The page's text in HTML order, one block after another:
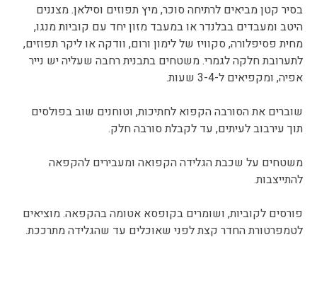
בסיר קטן מביאים לרתיחה סוכר, מיץ תפוזים וסילאן. מצננים
היטב ומעבדים בבלנדר או במעבד מזון יחד עם קוביות מנגו,
מחית פסיפלורה, סקוויז של לימון ורום, וודקה או ליקר תפוזים,
לתערובת חלקה לגמרי. משטחים בתבנית רחבה שעליה יש נייר
אפיה, ומקפיאים ל-3-4 שעות.
שוברים את הסורבה הקפוא לחתיכות, וטוחנים שוב בפולסים
תוך עירבוב לעיתים, עד לקבלת סורבה חלק.
משטחים על שכבת הגלידה הקפואה ומעבירים להקפאה
להתייצבות.
פורסים לקוביות, ושומרים בקופסא אטומה בהקפאה. מוציאים
לטמפרטורת החדר קצת לפני שאוכלים עד שהגלידה מתרככת.